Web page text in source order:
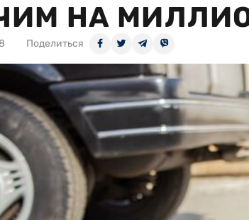
НА
Поделиться